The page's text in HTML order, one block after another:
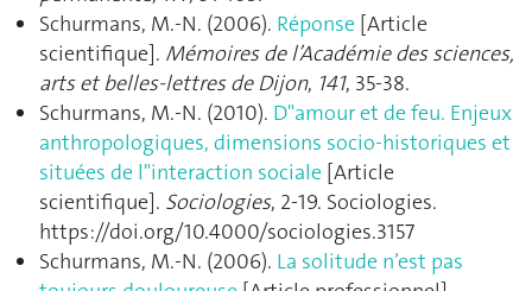
Schurmans, M.-N. (2006). Réponse [Article
scientifique]. Mémoires de l’Académie des sciences,
arts et belles-lettres de Dijon, 141, 35‑38.
Schurmans, M.-N. (2010). D"amour et de feu. Enjeux
anthropologiques, dimensions socio-historiques et
situées de l"interaction sociale [Article
scientifique]. Sociologies, 2‑19. Sociologies.
https://doi.org/10.4000/sociologies.3157
Schurmans, M.-N. (2006). La solitude n’est pas